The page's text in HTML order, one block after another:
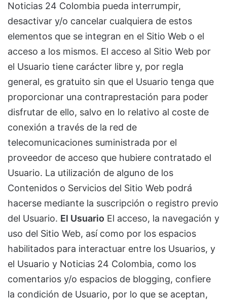
Noticias 24 Colombia pueda interrumpir,
desactivar y/o cancelar cualquiera de estos
elementos que se integran en el Sitio Web o el
acceso a los mismos. El acceso al Sitio Web por
el Usuario tiene carácter libre y, por regla
general, es gratuito sin que el Usuario tenga que
proporcionar una contraprestación para poder
disfrutar de ello, salvo en lo relativo al coste de
conexión a través de la red de
telecomunicaciones suministrada por el
proveedor de acceso que hubiere contratado el
Usuario. La utilización de alguno de los
Contenidos o Servicios del Sitio Web podrá
hacerse mediante la suscripción o registro previo
del Usuario. El Usuario El acceso, la navegación y
uso del Sitio Web, así como por los espacios
habilitados para interactuar entre los Usuarios, y
el Usuario y Noticias 24 Colombia, como los
comentarios y/o espacios de blogging, confiere
la condición de Usuario, por lo que se aceptan,